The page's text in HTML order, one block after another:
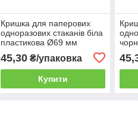
Кришка для паперових
одноразових стаканів біла
пластикова Ø69 мм
(1ящ/60уп/3000шт)
45,30₴/упаковка
Купити